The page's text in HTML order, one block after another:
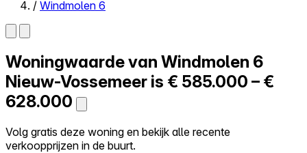
Zelf kopen
Alles-in-één
Reviews
Prijzen
Log in
Probeer Walter gratis
/ Windmolen 6
Woningwaarde van Windmolen 6
Nieuw-Vossemeer is € 585.000 – €
628.000
Volg gratis deze woning en bekijk alle recente
verkoopprijzen in de buurt.